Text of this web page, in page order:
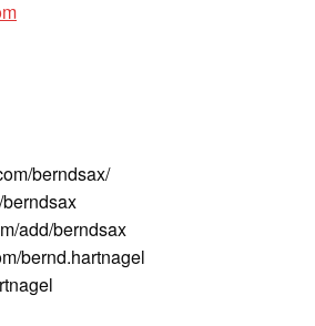
berndsax/
add/berndsax
bernd.hartnagel